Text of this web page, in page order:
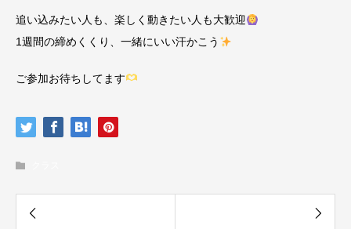
追い込みたい人も、楽しく動きたい人も大歓迎
1週間の締めくくり、一緒にいい汗かこう
ご参加お待ちしてます